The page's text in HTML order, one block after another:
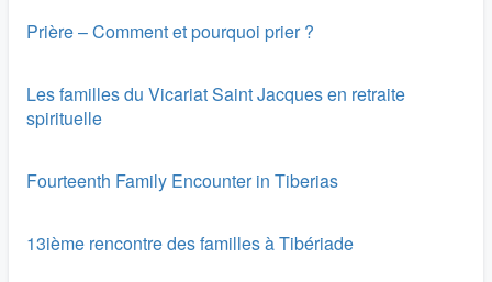
Prière – Comment et pourquoi prier ?
Les familles du Vicariat Saint Jacques en retraite
spirituelle
Fourteenth Family Encounter in Tiberias
13ième rencontre des familles à Tibériade